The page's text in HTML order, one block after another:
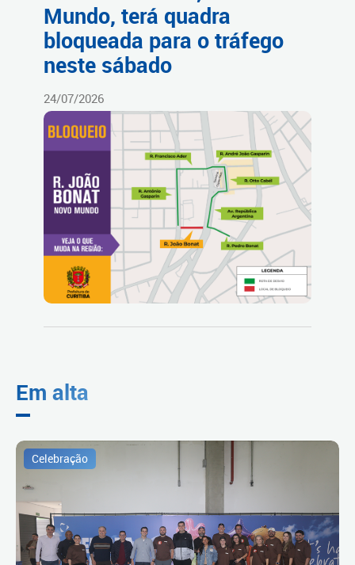
Mundo, terá quadra
bloqueada para o tráfego
neste sábado
24/07/2026
Em alta
Celebração